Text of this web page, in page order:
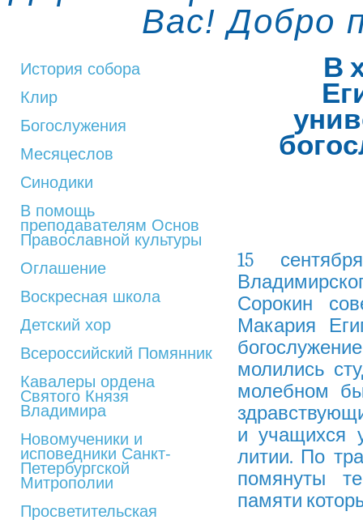
Вас! Добро
История собора
Клир
Богослужения
Месяцеслов
Синодики
В помощь
преподавателям Основ
Православной культуры
Оглашение
Воскресная школа
Детский хор
Всероссийский Помянник
Кавалеры ордена
Святого Князя
Владимира
Новомученики и
исповедники Санкт-
Петербургской
Митрополии
Просветительская
В
15
Сорокин
Макария
молились
молебном
и учащихся
литии. По
помянуты
памяти